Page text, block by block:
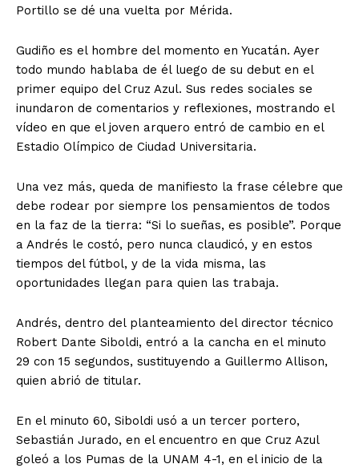
Portillo se dé una vuelta por Mérida.
Gudiño es el hombre del momento en Yucatán. Ayer
todo mundo hablaba de él luego de su debut en el
primer equipo del Cruz Azul. Sus redes sociales se
inundaron de comentarios y reflexiones, mostrando el
vídeo en que el joven arquero entró de cambio en el
Estadio Olímpico de Ciudad Universitaria.
Una vez más, queda de manifiesto la frase célebre que
debe rodear por siempre los pensamientos de todos
en la faz de la tierra: “Si lo sueñas, es posible”. Porque
a Andrés le costó, pero nunca claudicó, y en estos
tiempos del fútbol, y de la vida misma, las
oportunidades llegan para quien las trabaja.
Andrés, dentro del planteamiento del director técnico
Robert Dante Siboldi, entró a la cancha en el minuto
29 con 15 segundos, sustituyendo a Guillermo Allison,
quien abrió de titular.
En el minuto 60, Siboldi usó a un tercer portero,
Sebastián Jurado, en el encuentro en que Cruz Azul
goleó a los Pumas de la UNAM 4-1, en el inicio de la